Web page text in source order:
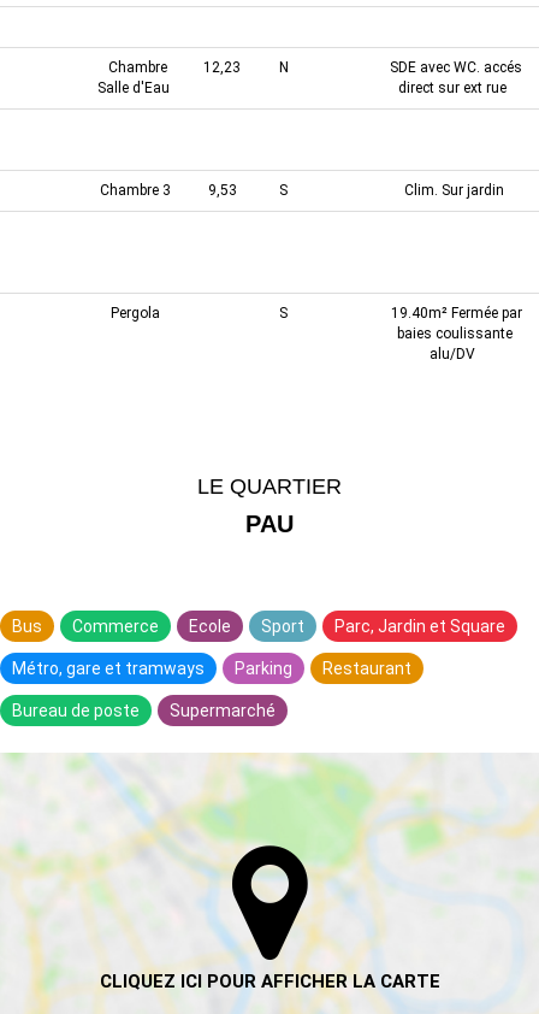
Chambre
Salle d'Eau
12,23 N
SDE avec WC. accés
direct sur ext rue
Chambre 3 9,53 S Clim. Sur jardin
Pergola S
19.40m² Fermée par
baies coulissante
alu/DV
LE QUARTIER
PAU
Bus Commerce Ecole Sport Parc, Jardin et Square
Métro, gare et tramways Parking Restaurant
Bureau de poste Supermarché